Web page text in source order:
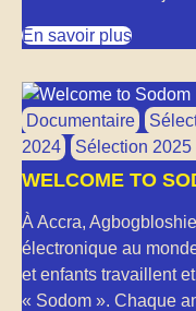
En savoir plus
Documentaire
2024
Sélection 2025
WELCOME TO
À Accra,
électronique au
et enfants travaillent
« Sodom ». Chaque